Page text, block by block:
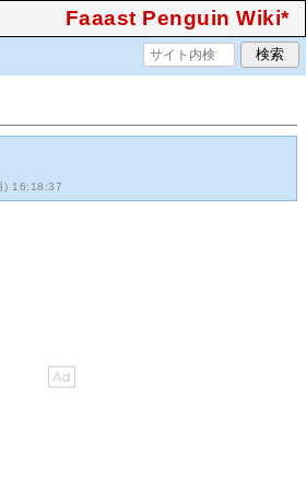
Faaast Penguin Wiki*
) 16:18:37